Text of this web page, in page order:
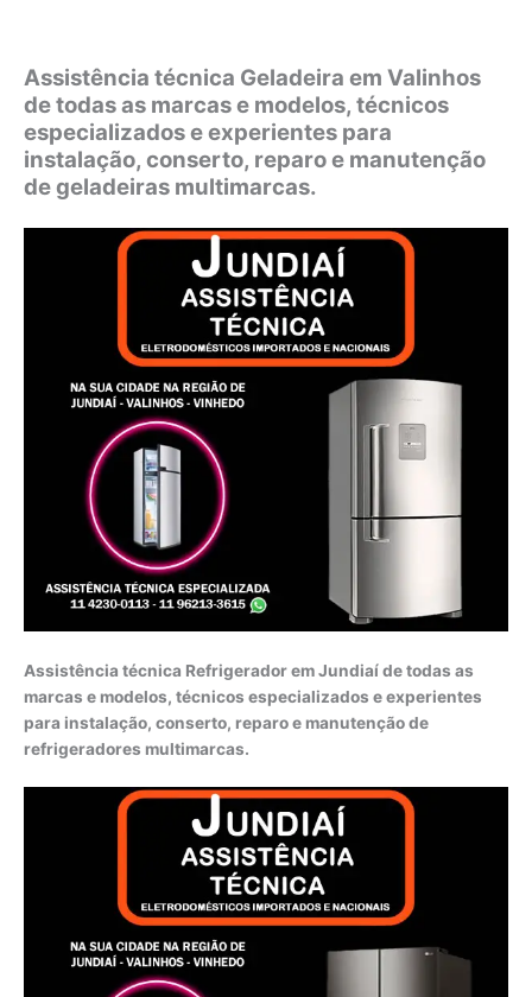
Assistência técnica Geladeira em Valinhos
de todas as marcas e modelos, técnicos
especializados e experientes para
instalação, conserto, reparo e manutenção
de geladeiras multimarcas.
Assistência técnica Refrigerador em Jundiaí de todas as
marcas e modelos, técnicos especializados e experientes
para instalação, conserto, reparo e manutenção de
refrigeradores multimarcas.